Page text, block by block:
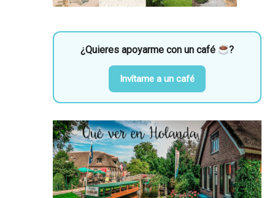
¿Quieres apoyarme con un café ?
Invítame a un café